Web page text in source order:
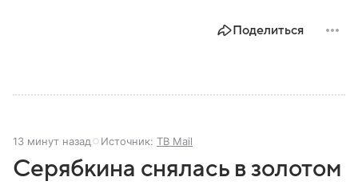
Поделиться
13 минут назад Источник: ТВ Mail
Серябкина снялась в золотом